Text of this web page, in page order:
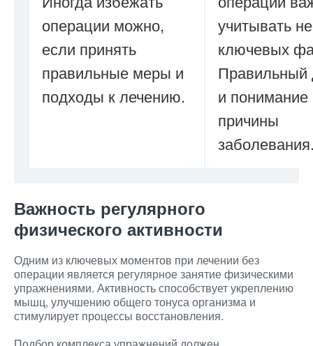
операции можно,
если принять
правильные меры и
подходы к лечению.
учитывать
ключевых
Правильный
и понимание
причины
Важность регулярного
физического активности
Одним из ключевых моментов при лечении без
операции является регулярное занятие физическими
упражнениями. Активность способствует укреплению
мышц, улучшению общего тонуса организма и
стимулирует процессы восстановления.